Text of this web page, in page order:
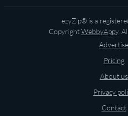
ezyZip® is a
CopyrightWebbyAppy.
Advertise
Pricing
About us
Privacy
Contact